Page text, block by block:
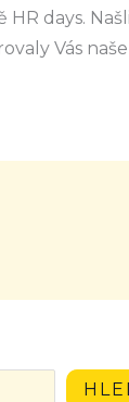
days.
Vás naše